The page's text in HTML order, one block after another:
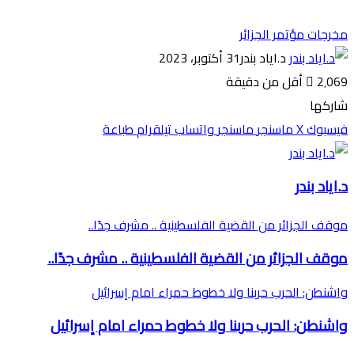
مخرجات مؤتمر الجزائر
د.اياد بندر31 أكتوبر، 2023
2٬069
أقل من دقيقة
شاركها
فيسبوك‫Xماسنجرماسنجرواتسابتيلقرامطباعة
د.اياد بندر
موقف الجزائر من القضية الفلسطينية .. مشرف جدًا..
موقف الجزائر من القضية الفلسطينية .. مشرف جدًا..
واشنطن: الحرب حربنا ولا خطوط حمراء امام إسرائيل
واشنطن: الحرب حربنا ولا خطوط حمراء امام إسرائيل